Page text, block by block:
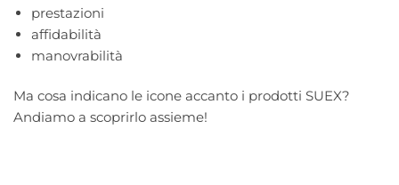
prestazioni
affidabilità
manovrabilità
Ma cosa indicano le icone accanto i prodotti SUEX?
Andiamo a scoprirlo assieme!